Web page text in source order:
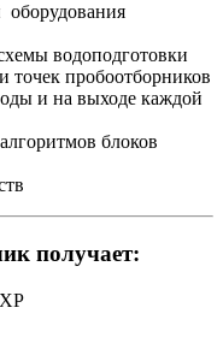
оборудования
водоподготовки
точек пробоотборников
и на выходе каждой
блоков
получает: